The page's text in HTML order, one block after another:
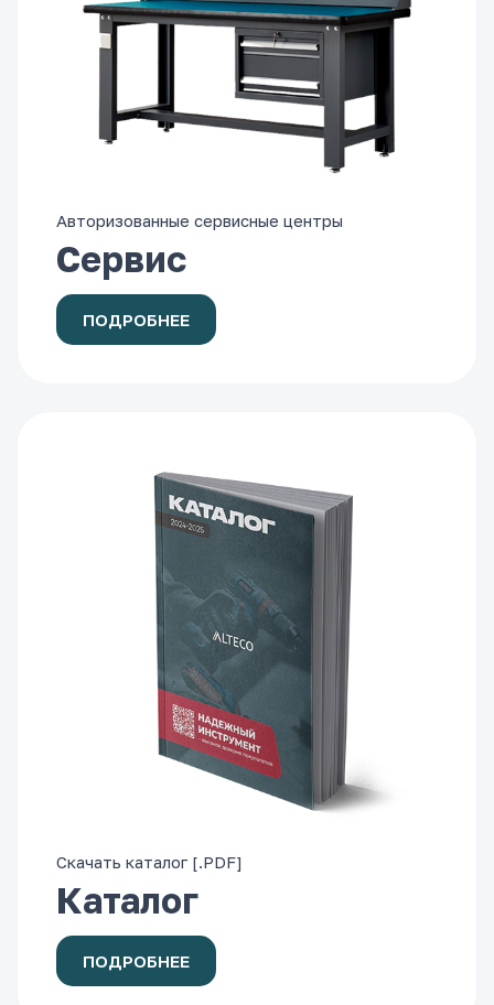
Авторизованные сервисные центры
Сервис
ПОДРОБНЕЕ
Скачать каталог [.PDF]
Каталог
ПОДРОБНЕЕ